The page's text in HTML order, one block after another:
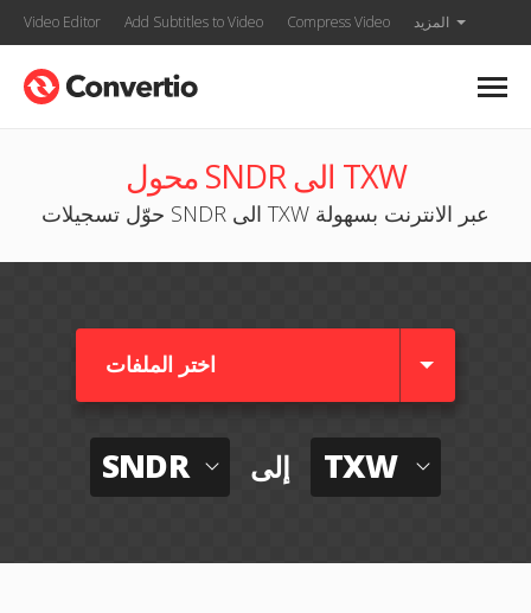
Video Editor Add Subtitles to Video Compress Video المزيد
محول SNDR الى TXW
حوّل تسجيلات SNDR الى TXW عبر الانترنت بسهولة
اختر الملفات
SNDR إلى TXW